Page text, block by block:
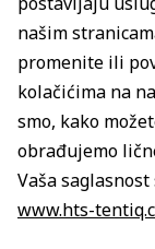
našim
promenite ili
kolačićima na
smo, kako
obrađujemo
Vaša
www.hts-